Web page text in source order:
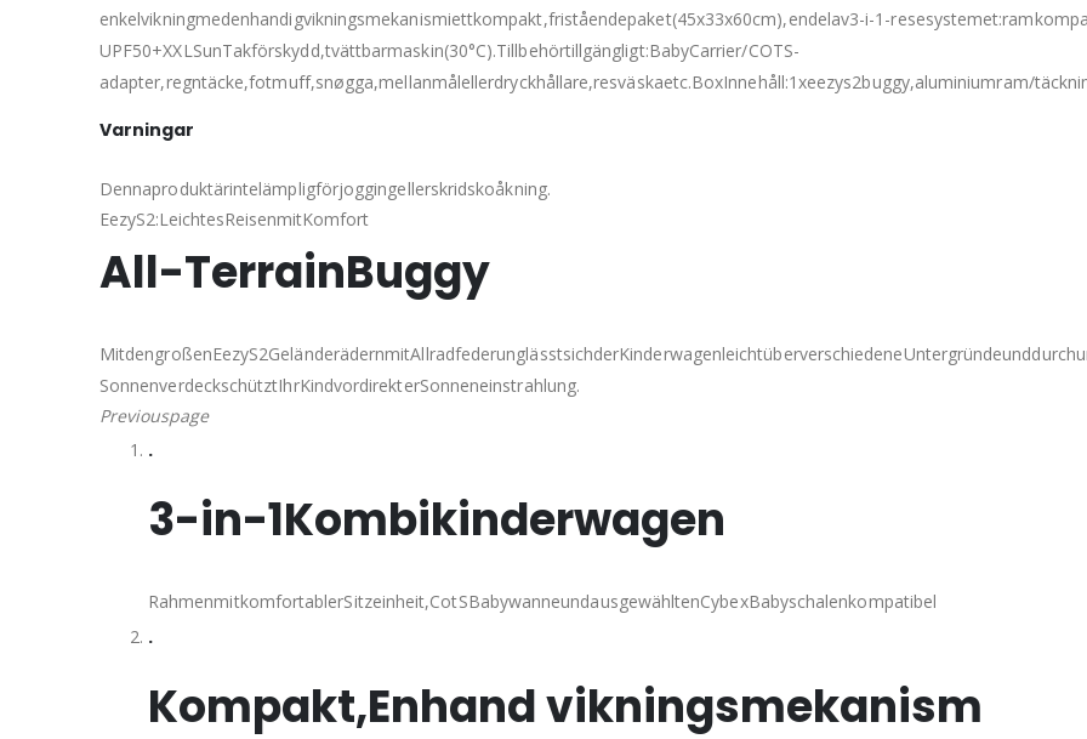
enkelvikningmedenhandigvikningsmekanismiettkompakt,friståendepaket(45x33x60cm),endelav3-i-1-
UPF50+XXLSunTakförskydd,tvättbarmaskin(30°C).Tillbehörtillgängligt:BabyCarrier/COTS-
adapter,regntäcke,fotmuff,snøgga,mellanmålellerdryckhållare,resväskaetc.BoxInnehåll:1xeezys2buggy,aluminiumram/
Varningar
Dennaproduktärintelämpligförjoggingellerskridskoåkning.
EezyS2:LeichtesReisenmitKomfort
All-TerrainBuggy
SonnenverdeckschütztIhrKindvordirekterSonneneinstrahlung.
Previouspage
.
3-in-1Kombikinderwagen
RahmenmitkomfortablerSitzeinheit,CotSBabywanneundausgewähltenCybexBabyschalenkompatibel
.
Kompakt,Enhand vikningsmekanism